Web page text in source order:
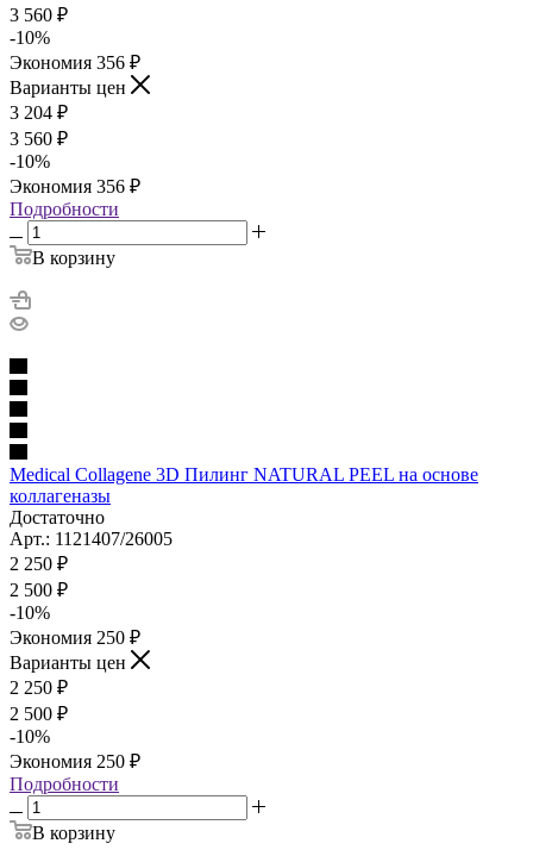
3 560 ₽
-10%
Экономия 356 ₽
Варианты цен
3 204 ₽
3 560 ₽
-10%
Экономия 356 ₽
Подробности
В корзину
Medical Collagene 3D Пилинг NATURAL PEEL на основе
коллагеназы
Достаточно
Арт.: 1121407/26005
2 250 ₽
2 500 ₽
-10%
Экономия 250 ₽
Варианты цен
2 250 ₽
2 500 ₽
-10%
Экономия 250 ₽
Подробности
В корзину